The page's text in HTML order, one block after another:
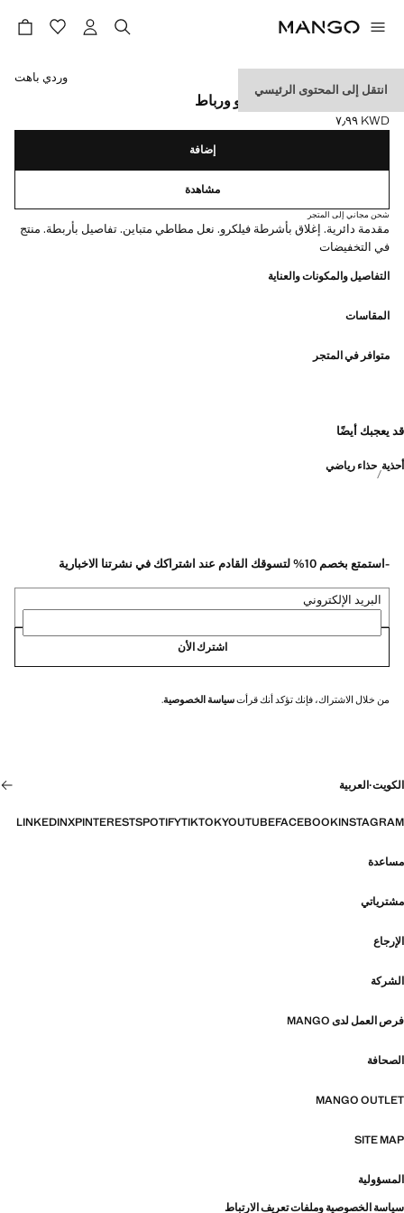
انتقل إلى المحتوى الرئيسي
حذاء رياضي بشريط فيلكرو ورباط
السعر الحالي [KWD ٧٫٩٩ ]
KWD ٧٫٩٩
حدد اللون
وردي باهت
إضافة
مشاهدة
شحن مجاني إلى المتجر
مقدمة دائرية. إغلاق بأشرطة فيلكرو. نعل مطاطي متباين. تفاصيل بأربطة. منتج
في التخفيضات
التفاصيل والمكونات والعناية
المقاسات
متوافر في المتجر
قد يعجبك أيضًا
أحذية حذاء رياضي
-استمتع بخصم 10% لتسوقك القادم عند اشتراكك في نشرتنا الاخبارية
البريد الإلكتروني
اشترك الأن
من خلال الاشتراك، فإنك تؤكد أنك قرأتسياسة الخصوصية.
الكويت·العربية
INSTAGRAM
FACEBOOK
YOUTUBE
TIKTOK
SPOTIFY
PINTEREST
X
LINKEDIN
مساعدة
مشترياتي
الإرجاع
الشركة
فرص العمل لدى MANGO
الصحافة
MANGO OUTLET
SITE MAP
المسؤولية
سياسة الخصوصية وملفات تعريف الارتباط